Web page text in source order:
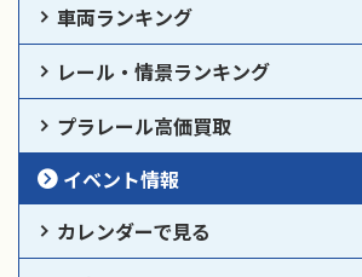
車両ランキング
レール・情景ランキング
プラレール高価買取
イベント情報
カレンダーで見る